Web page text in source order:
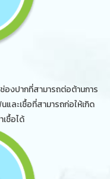
งปากที่สามารถต่อต้านการ
และเชื้อที่สามารถก่อให้เกิด
ชื้อได้